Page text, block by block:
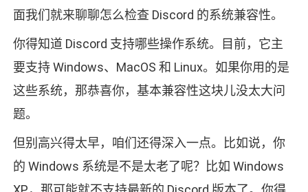
面我们就来聊聊怎么检查 Discord 的系统兼容性。
你得知道 Discord 支持哪些操作系统。目前，它主
要支持 Windows、MacOS 和 Linux。如果你用的是
这些系统，那恭喜你，基本兼容性这块儿没太大问
题。
但别高兴得太早，咱们还得深入一点。比如说，你
的 Windows 系统是不是太老了呢？比如 Windows